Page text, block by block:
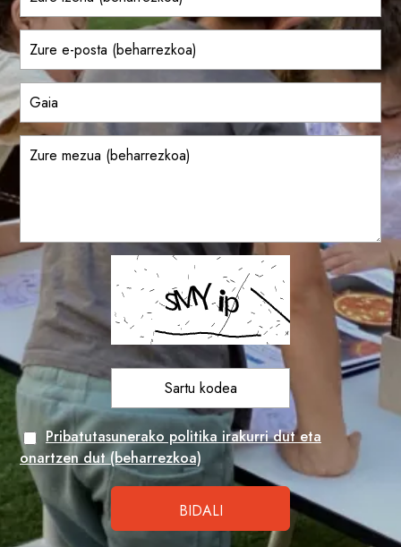
Pribatutasunerako politika irakurri dut eta
onartzen dut (beharrezkoa)